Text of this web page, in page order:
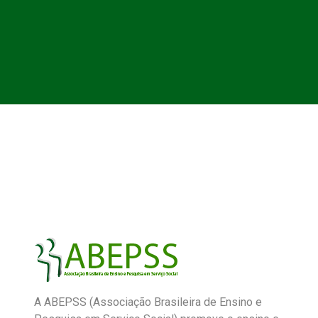
A ABEPSS (Associação Brasileira de Ensino e